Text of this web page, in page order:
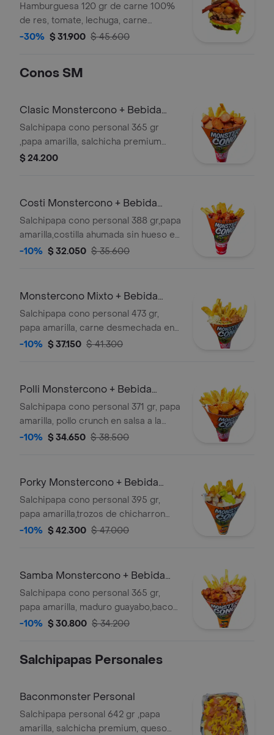
Hamburguesa 120 gr de carne 100%
de res, tomate, lechuga, carne
desmechada en salsa bbq honey,
guayabo, pan brioche , y salsas
-30% $ 31.900 $ 45.600
Conos SM
Clasic Monstercono + Bebida
Gratis
Salchipapa cono personal 365 gr
,papa amarilla, salchicha premium
,con 1 salsa a eleccion (verde,ajo,bbq
$ 24.200
Costi Monstercono + Bebida
Gratis
Salchipapa cono personal 388 gr,papa
amarilla,costilla ahumada sin hueso en
salsa bbq honey ,con 1 salsa a
-10% $ 32.050 $ 35.600
Monstercono Mixto + Bebida
Gratis
Salchipapa cono personal 473 gr,
papa amarilla, carne desmechada en
salsa bbq honey,pollo desmechado
(verde,ajo,bbq honey o piña)
-10% $ 37.150 $ 41.300
Polli Monstercono + Bebida
Gratis
Salchipapa cono personal 371 gr, papa
amarilla, pollo crunch en salsa a la
naranja , con 1 salsa a eleccion
-10% $ 34.650 $ 38.500
Porky Monstercono + Bebida
Gratis
Salchipapa cono personal 395 gr,
papa amarilla,trozos de chicharron
carnudo con limon pimienta,
-10% $ 42.300 $ 47.000
Samba Monstercono + Bebida
Gratis
Salchipapa cono personal 365 gr,
papa amarilla, maduro guayabo,bacon,
con 1 salsa a eleccion (verde,ajo,bbq
-10% $ 30.800 $ 34.200
Salchipapas Personales
Baconmonster Personal
Salchipapa personal 642 gr ,papa
amarilla, salchicha premium, queso